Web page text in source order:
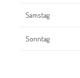
Samstag
Sonntag